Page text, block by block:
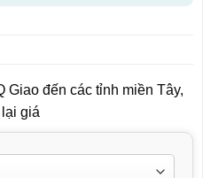
Giao đến các tỉnh miền Tây,
giá